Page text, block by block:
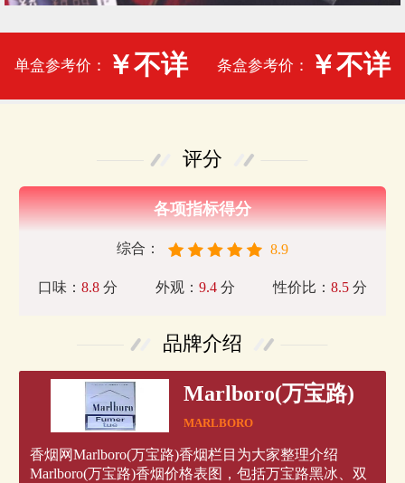
单盒参考价： ￥不详 条盒参考价： ￥不详
评分
各项指标得分
综合： 8.9
口味： 8.8分 外观： 9.4 分 性价比：8.5 分
品牌介绍
Marlboro(万宝路)
MARLBORO
香烟网Marlboro(万宝路)香烟栏目为大家整理介绍
Marlboro(万宝路)香烟价格表图，包括万宝路黑冰、双